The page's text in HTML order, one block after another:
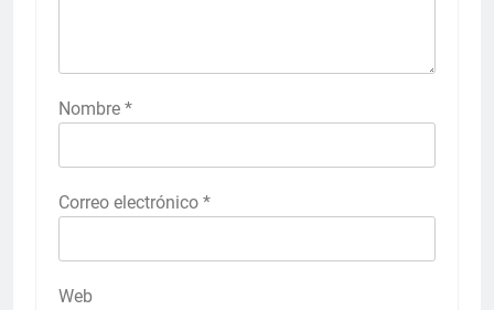
Nombre *
Correo electrónico *
Web